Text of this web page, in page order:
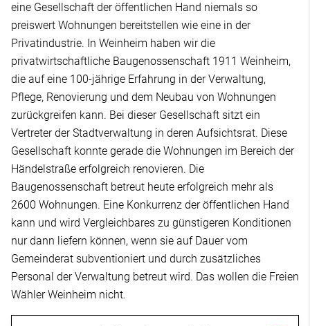
eine Gesellschaft der öffentlichen Hand niemals so
preiswert Wohnungen bereitstellen wie eine in der
Privatindustrie. In Weinheim haben wir die
privatwirtschaftliche Baugenossenschaft 1911 Weinheim,
die auf eine 100-jährige Erfahrung in der Verwaltung,
Pflege, Renovierung und dem Neubau von Wohnungen
zurückgreifen kann. Bei dieser Gesellschaft sitzt ein
Vertreter der Stadtverwaltung in deren Aufsichtsrat. Diese
Gesellschaft konnte gerade die Wohnungen im Bereich der
Händelstraße erfolgreich renovieren. Die
Baugenossenschaft betreut heute erfolgreich mehr als
2600 Wohnungen. Eine Konkurrenz der öffentlichen Hand
kann und wird Vergleichbares zu günstigeren Konditionen
nur dann liefern können, wenn sie auf Dauer vom
Gemeinderat subventioniert und durch zusätzliches
Personal der Verwaltung betreut wird. Das wollen die Freien
Wähler Weinheim nicht.